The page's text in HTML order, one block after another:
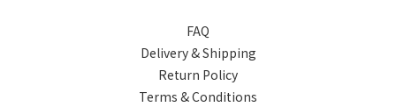
FAQ
Delivery & Shipping
Return Policy
Terms & Conditions